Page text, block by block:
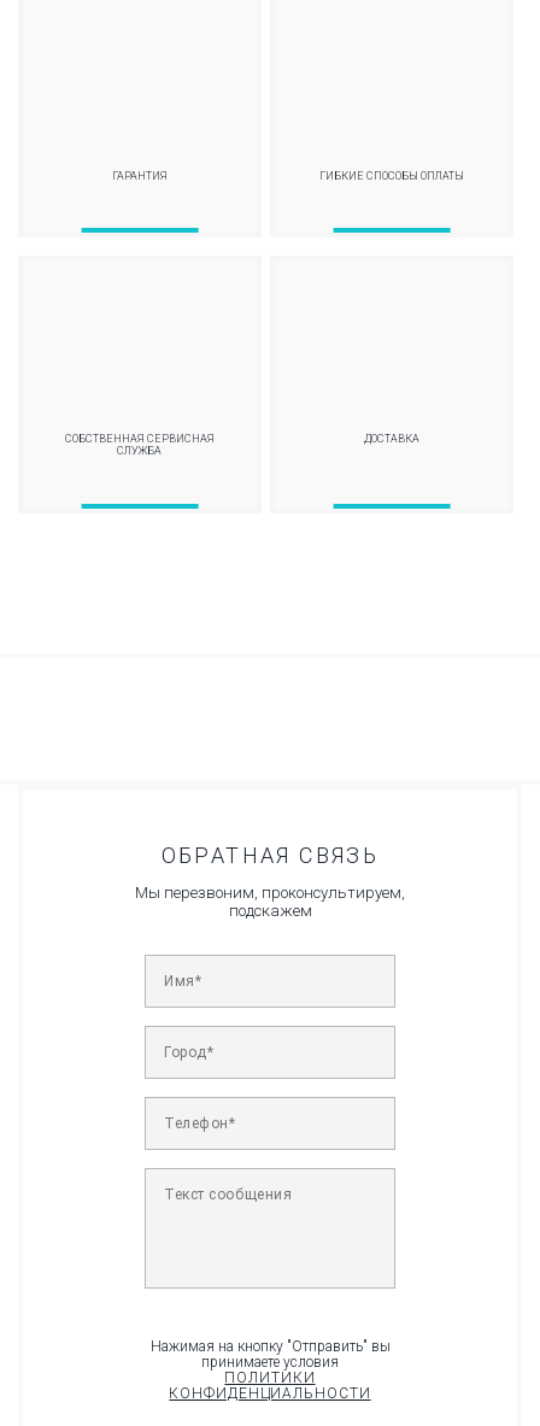
ГАРАНТИЯ ГИБКИЕ СПОСОБЫ ОПЛАТЫ
СОБСТВЕННАЯ СЕРВИСНАЯ
СЛУЖБА
ДОСТАВКА
ОБРАТНАЯ СВЯЗЬ
Мы перезвоним, проконсультируем,
подскажем
Нажимая на кнопку "Отправить" вы
принимаете условия
ПОЛИТИКИ
КОНФИДЕНЦИАЛЬНОСТИ